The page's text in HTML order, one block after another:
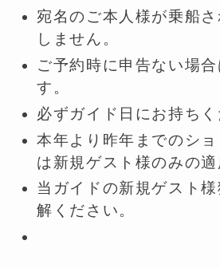
宛名のご本人様が乗船
しません。
ご予約時に申告ない場
す。
必ずガイド日にお持ちく
本年より昨年までのシ
は新規ゲスト様のみの適
当ガイドの新規ゲスト
解ください。